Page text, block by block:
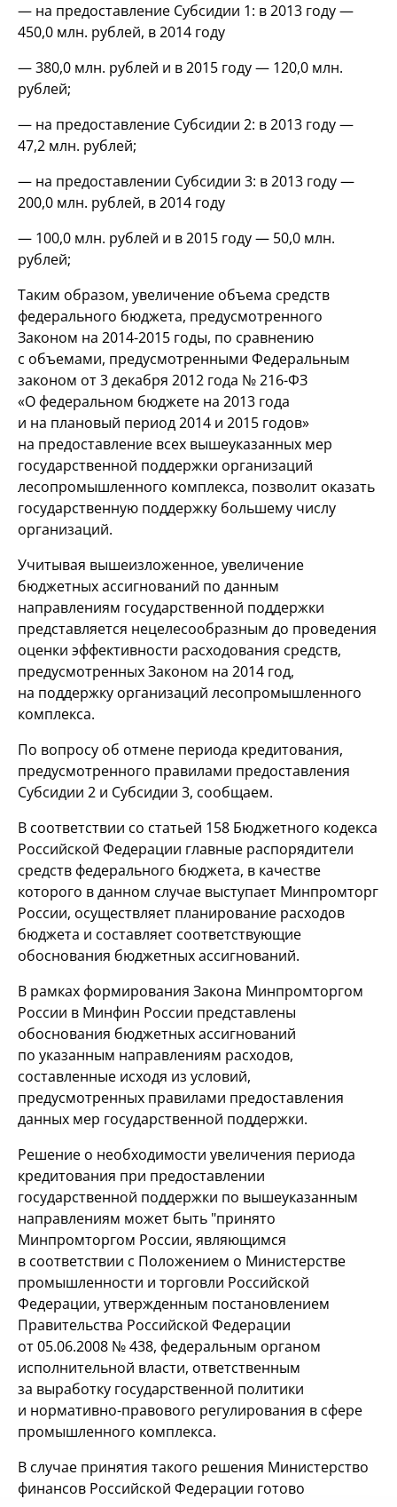
— на предоставление Субсидии 1: в 2013 году —
450,0 млн. рублей, в 2014 году
— 380,0 млн. рублей и в 2015 году — 120,0 млн.
рублей;
— на предоставление Субсидии 2: в 2013 году —
47,2 млн. рублей;
— на предоставлении Субсидии 3: в 2013 году —
200,0 млн. рублей, в 2014 году
— 100,0 млн. рублей и в 2015 году — 50,0 млн.
рублей;
Таким образом, увеличение объема средств
федерального бюджета, предусмотренного
Законом на 2014-2015 годы, по сравнению
с объемами, предусмотренными Федеральным
законом от 3 декабря 2012 года №216-ФЗ
«О федеральном бюджете на 2013 года
и на плановый период 2014 и 2015 годов»
на предоставление всех вышеуказанных мер
государственной поддержки организаций
лесопромышленного комплекса, позволит оказать
государственную поддержку большему числу
организаций.
Учитывая вышеизложенное, увеличение
бюджетных ассигнований по данным
направлениям государственной поддержки
представляется нецелесообразным до проведения
оценки эффективности расходования средств,
предусмотренных Законом на 2014 год,
на поддержку организаций лесопромышленного
комплекса.
По вопросу об отмене периода кредитования,
предусмотренного правилами предоставления
Субсидии 2 и Субсидии 3, сообщаем.
В соответствии со статьей 158 Бюджетного кодекса
Российской Федерации главные распорядители
средств федерального бюджета, в качестве
которого в данном случае выступает Минпромторг
России, осуществляет планирование расходов
бюджета и составляет соответствующие
обоснования бюджетных ассигнований.
В рамках формирования Закона Минпромторгом
России в Минфин России представлены
обоснования бюджетных ассигнований
по указанным направлениям расходов,
составленные исходя из условий,
предусмотренных правилами предоставления
данных мер государственной поддержки.
Решение о необходимости увеличения периода
кредитования при предоставлении
государственной поддержки по вышеуказанным
направлениям может быть "принято
Минпромторгом России, являющимся
в соответствии с Положением о Министерстве
промышленности и торговли Российской
Федерации, утвержденным постановлением
Правительства Российской Федерации
от 05.06.2008 № 438, федеральным органом
исполнительной власти, ответственным
за выработку государственной политики
и нормативно-правового регулирования в сфере
промышленного комплекса.
В случае принятия такого решения Министерство
финансов Российской Федерации готово